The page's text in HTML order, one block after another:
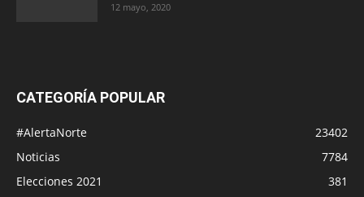
12 mayo, 2020
CATEGORÍA POPULAR
#AlertaNorte
23402
Noticias
7784
Elecciones 2021
381